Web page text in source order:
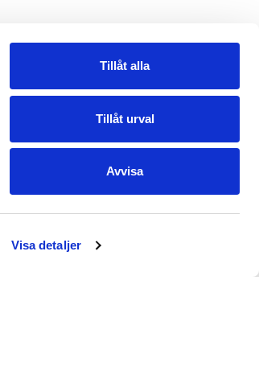
Visa detaljer
Tillåt alla
Tillåt urval
Avvisa